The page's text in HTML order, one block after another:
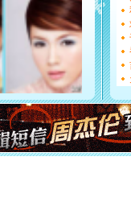
能正大
都要快乐
[圣诞节]
如意,快
[元旦]
断电。
你是我
[元旦]如
起；二是
离。水晶
[元旦]当
泣，这痛